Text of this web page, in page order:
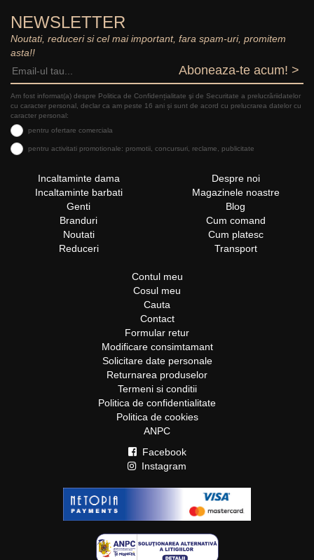
NEWSLETTER
Noutati, reduceri si cel mai important, fara spam-uri, promitem
asta!!
Aboneaza-te acum! >
Am fost informat(a) despre Politica de Confidențialitate şi de Securitate a prelucrăriidatelor
cu caracter personal, declar ca am peste 16 ani și sunt de acord cu prelucrarea datelor cu
caracter personal:
pentru ofertare comerciala
pentru activitati promotionale: promotii, concursuri, reclame, publicitate
Incaltaminte dama
Incaltaminte barbati
Genti
Branduri
Noutati
Reduceri
Despre noi
Magazinele noastre
Blog
Cum comand
Cum platesc
Transport
Contul meu
Cosul meu
Cauta
Contact
Formular retur
Modificare consimtamant
Solicitare date personale
Returnarea produselor
Termeni si conditii
Politica de confidentialitate
Politica de cookies
ANPC
Facebook
Instagram